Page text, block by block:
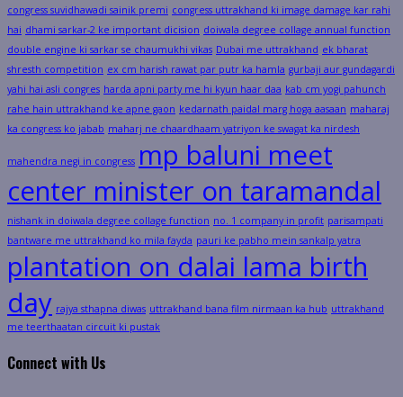
congress suvidhawadi sainik premi congress uttrakhand ki image damage kar rahi
hai dhami sarkar-2 ke important dicision doiwala degree collage annual function
double engine ki sarkar se chaumukhi vikas Dubai me uttrakhand ek bharat
shresth competition ex cm harish rawat par putr ka hamla gurbaji aur gundagardi
yahi hai asli congres harda apni party me hi kyun haar daa kab cm yogi pahunch
rahe hain uttrakhand ke apne gaon kedarnath paidal marg hoga aasaan maharaj
ka congress ko jabab maharj ne chaardhaam yatriyon ke swagat ka nirdesh
mahendra negi in congress mp baluni meet
center minister on taramandal
nishank in doiwala degree collage function no. 1 company in profit parisampati
bantware me uttrakhand ko mila fayda pauri ke pabho mein sankalp yatra
plantation on dalai lama birth
day rajya sthapna diwas uttrakhand bana film nirmaan ka hub uttrakhand
me teerthaatan circuit ki pustak
Connect with Us